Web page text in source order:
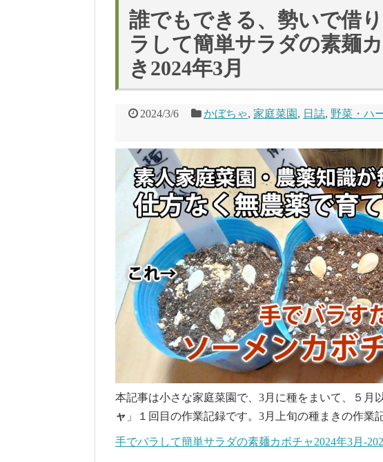
誰でもできる、勢いで借
ラして簡単サラダの素麺
き2024年3月
2024/3/6 かぼちゃ, 家庭菜園 , 日誌, 野菜・ハ
本記事は小さな家庭菜園で、3月に種をまいて、５月
ャ 」１回目の作業記録です。3月上旬の種まきの作業
手でバラして簡単サラダの素麺カボチャ2024年3月-